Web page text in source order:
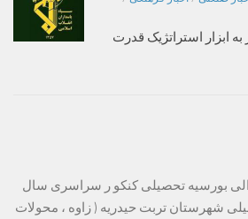
ابزار استراتژیک قدرت
بورسیه تحصیلی کنکو ر سراسری سال
شهرستان تربت حیدریه ( زاوه ، محولات